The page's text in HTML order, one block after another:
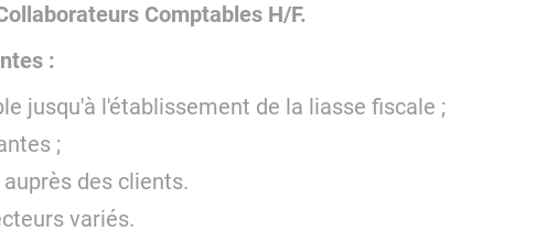
Comptables H/F.
:
jusqu'à l'établissement de la liasse fiscale ;
;
des clients.
variés.